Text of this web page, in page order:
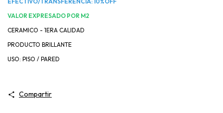
VALOR EXPRESADO POR M2
CERAMICO - 1ERA CALIDAD
PRODUCTO BRILLANTE
USO: PISO / PARED
Compartir